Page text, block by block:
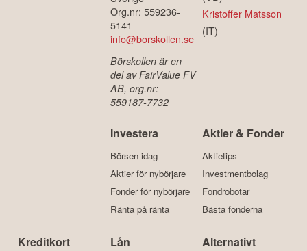
Org.nr: 559236-
5141
info@borskollen.se
Börskollen är en
del av FairValue FV
AB, org.nr:
559187-7732
Kristoffer Matsson
(IT)
Investera
Börsen idag
Aktier för nybörjare
Fonder för nybörjare
Ränta på ränta
Aktier & Fonder
Aktietips
Investmentbolag
Fondrobotar
Bästa fonderna
Kreditkort Lån Alternativt